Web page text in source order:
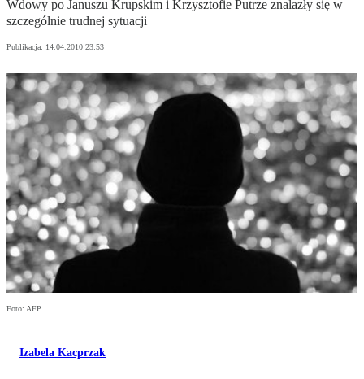
Wdowy po Januszu Krupskim i Krzysztofie Putrze znalazły się w
szczególnie trudnej sytuacji
Publikacja: 14.04.2010 23:53
Foto: AFP
Izabela Kacprzak